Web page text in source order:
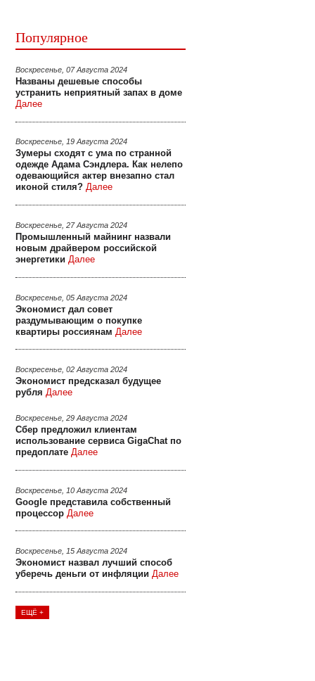
Популярное
Воскресенье, 07 Августа 2024
Названы дешевые способы
устранить неприятный запах в доме
Далее
Воскресенье, 19 Августа 2024
Зумеры сходят с ума по странной
одежде Адама Сэндлера. Как нелепо
одевающийся актер внезапно стал
иконой стиля? Далее
Воскресенье, 27 Августа 2024
Промышленный майнинг назвали
новым драйвером российской
энергетики Далее
Воскресенье, 05 Августа 2024
Экономист дал совет
раздумывающим о покупке
квартиры россиянам Далее
Воскресенье, 02 Августа 2024
Экономист предсказал будущее
рубля Далее
Воскресенье, 29 Августа 2024
Сбер предложил клиентам
использование сервиса GigaChat по
предоплате Далее
Воскресенье, 10 Августа 2024
Google представила собственный
процессор Далее
Воскресенье, 15 Августа 2024
Экономист назвал лучший способ
уберечь деньги от инфляции Далее
ЕЩЁ +